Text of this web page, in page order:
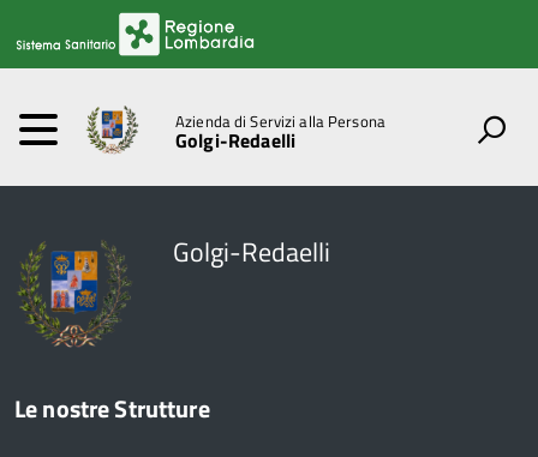
Azienda di Servizi alla Persona
Golgi-Redaelli
Golgi-Redaelli
Le nostre Strutture